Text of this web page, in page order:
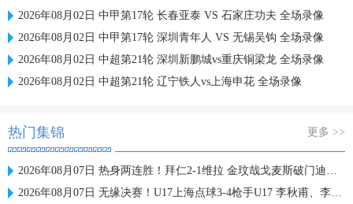
2026年08月02日 中甲第17轮 长春亚泰 VS 石家庄功夫 全场录像
2026年08月02日 中甲第17轮 深圳青年人 VS 无锡吴钩 全场录像
2026年08月02日 中超第21轮 深圳新鹏城vs重庆铜梁龙 全场录像
2026年08月02日 中超第21轮 辽宁铁人vs上海申花 全场录像
热门集锦 更多 >>
2026年08月07日 热身两连胜！拜仁2-1维拉 金玟哉戈麦斯破门迪亚斯替补建功
2026年08月07日 无缘决赛！U17上海点球3-4枪手U17 李秋甫、李文博失点王启戎扑点